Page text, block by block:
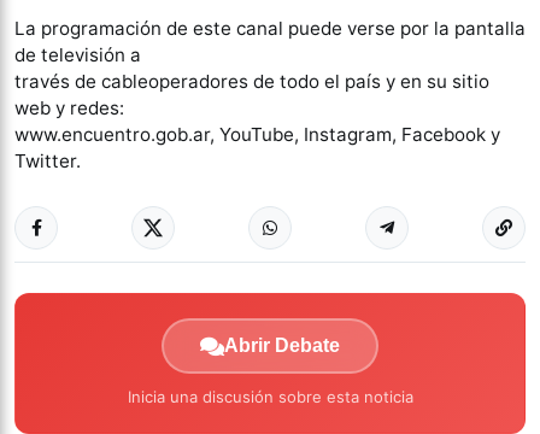
La programación de este canal puede verse por la pantalla
de televisión a
través de cableoperadores de todo el país y en su sitio
web y redes:
www.encuentro.gob.ar, YouTube, Instagram, Facebook y
Twitter.
Abrir Debate
Inicia una discusión sobre esta noticia